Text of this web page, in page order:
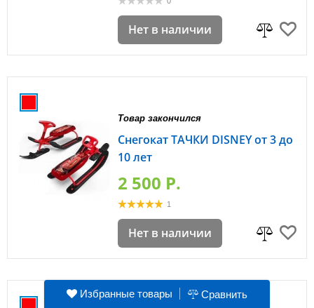
Нет в наличии
Товар закончился
Снегокат ТАЧКИ DISNEY от 3 до
10 лет
2 500 P.
1
Нет в наличии
Избранные товары